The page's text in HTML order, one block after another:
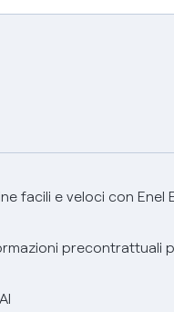
facili e veloci con Enel
precontrattuali